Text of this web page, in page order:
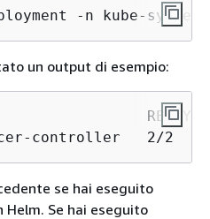
-n kube-
un output di esempio:
READY   UP-
controller
se hai eseguito
Helm. Se hai eseguito